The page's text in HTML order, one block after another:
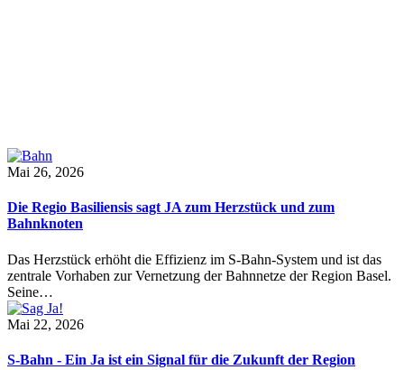
Mai 26, 2026
Die Regio Basiliensis sagt JA zum Herzstück und zum
Bahnknoten
Das Herzstück erhöht die Effizienz im S-Bahn-System und ist das
zentrale Vorhaben zur Vernetzung der Bahnnetze der Region Basel.
Seine…
Mai 22, 2026
S-Bahn - Ein Ja ist ein Signal für die Zukunft der Region